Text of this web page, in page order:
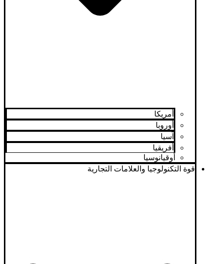
أمريكا
أوروبا
آسيا
أفريقيا
أوقيانوسيا
قوة التكنولوجيا والعلامات التجارية